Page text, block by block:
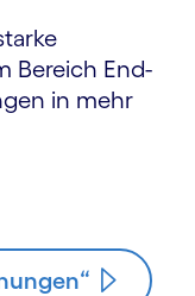
Bereich End-
in mehr